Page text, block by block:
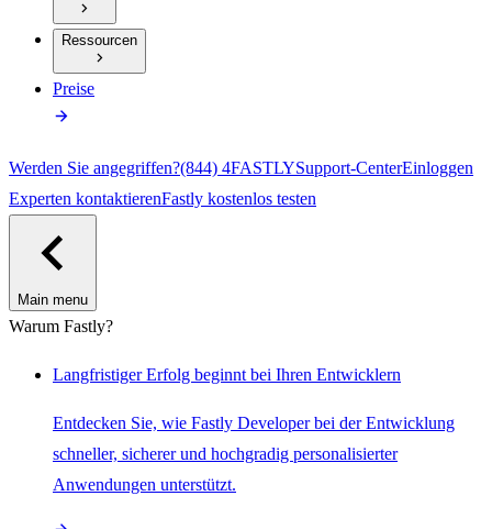
Ressourcen
Preise
Werden Sie angegriffen?(844) 4FASTLYSupport-CenterEinloggen
Experten kontaktierenFastly kostenlos testen
Main menu
Warum Fastly?
Langfristiger Erfolg beginnt bei Ihren Entwicklern
Entdecken Sie, wie Fastly Developer bei der Entwicklung
schneller, sicherer und hochgradig personalisierter
Anwendungen unterstützt.